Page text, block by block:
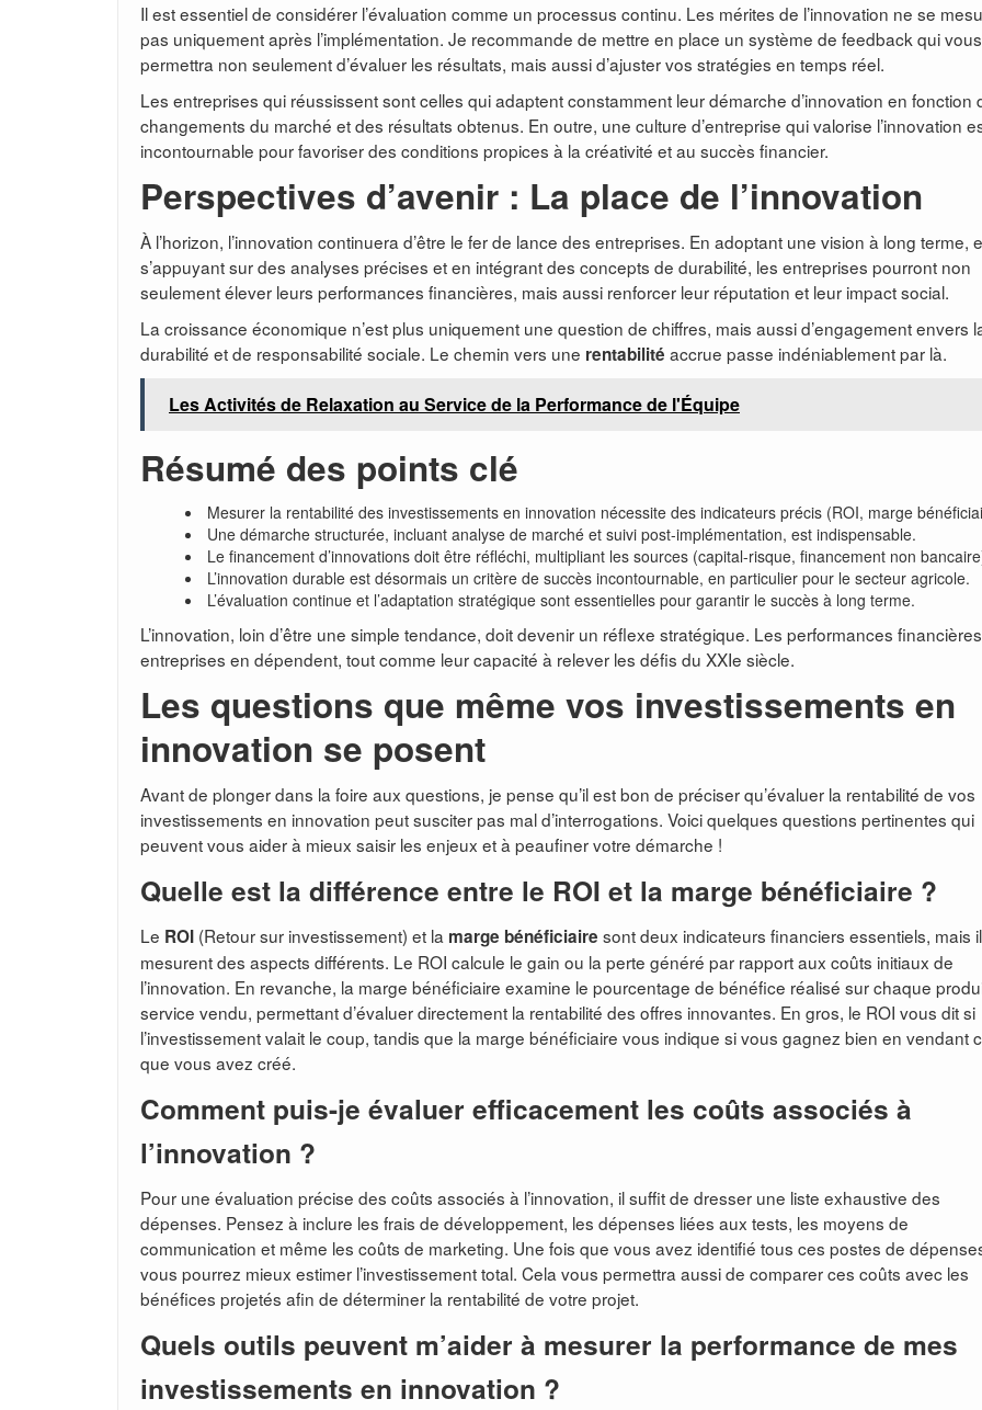
Il est essentiel de considérer l’évaluation comme un processus continu. Les mérites de l’innovation ne se
pas uniquement après l’implémentation. Je recommande de mettre en place un système de feedback qui vous
permettra non seulement d’évaluer les résultats, mais aussi d’ajuster vos stratégies en temps réel.
Les entreprises qui réussissent sont celles qui adaptent constamment leur démarche d’innovation en fonction
changements du marché et des résultats obtenus. En outre, une culture d’entreprise qui valorise l’innovation
incontournable pour favoriser des conditions propices à la créativité et au succès financier.
Perspectives d’avenir : La place de l’innovation
À l’horizon, l’innovation continuera d’être le fer de lance des entreprises. En adoptant une vision à long terme,
s’appuyant sur des analyses précises et en intégrant des concepts de durabilité, les entreprises pourront non
seulement élever leurs performances financières, mais aussi renforcer leur réputation et leur impact social.
La croissance économique n’est plus uniquement une question de chiffres, mais aussi d’engagement envers
durabilité et de responsabilité sociale. Le chemin vers une rentabilité accrue passe indéniablement par là.
Les Activités de Relaxation au Service de la Performance de l'Équipe
Résumé des points clé
Mesurer la rentabilité des investissements en innovation nécessite des indicateurs précis (ROI, marge
Une démarche structurée, incluant analyse de marché et suivi post-implémentation, est indispensable.
Le financement d’innovations doit être réfléchi, multipliant les sources (capital-risque, financement non
L’innovation durable est désormais un critère de succès incontournable, en particulier pour le secteur agricole.
L’évaluation continue et l’adaptation stratégique sont essentielles pour garantir le succès à long terme.
L’innovation, loin d’être une simple tendance, doit devenir un réflexe stratégique. Les performances
entreprises en dépendent, tout comme leur capacité à relever les défis du XXIe siècle.
Les questions que même vos investissements en
innovation se posent
Avant de plonger dans la foire aux questions, je pense qu’il est bon de préciser qu’évaluer la rentabilité de vos
investissements en innovation peut susciter pas mal d’interrogations. Voici quelques questions pertinentes qui
peuvent vous aider à mieux saisir les enjeux et à peaufiner votre démarche !
Quelle est la différence entre le ROI et la marge bénéficiaire ?
Le ROI (Retour sur investissement) et la marge bénéficiaire sont deux indicateurs financiers essentiels, mais
mesurent des aspects différents. Le ROI calcule le gain ou la perte généré par rapport aux coûts initiaux de
l’innovation. En revanche, la marge bénéficiaire examine le pourcentage de bénéfice réalisé sur chaque
service vendu, permettant d’évaluer directement la rentabilité des offres innovantes. En gros, le ROI vous dit si
l’investissement valait le coup, tandis que la marge bénéficiaire vous indique si vous gagnez bien en vendant
que vous avez créé.
Comment puis-je évaluer efficacement les coûts associés à
l’innovation ?
Pour une évaluation précise des coûts associés à l’innovation, il suffit de dresser une liste exhaustive des
dépenses. Pensez à inclure les frais de développement, les dépenses liées aux tests, les moyens de
communication et même les coûts de marketing. Une fois que vous avez identifié tous ces postes de
vous pourrez mieux estimer l’investissement total. Cela vous permettra aussi de comparer ces coûts avec les
bénéfices projetés afin de déterminer la rentabilité de votre projet.
Quels outils peuvent m’aider à mesurer la performance de mes
investissements en innovation ?